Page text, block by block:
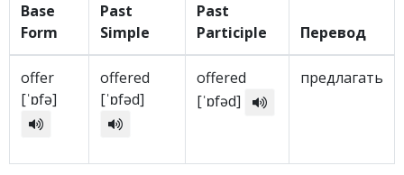
Base
Form
Past
Simple
Past
Participle
Перевод
offer
[ˈɒfə]
offered
[ˈɒfəd]
offered
[ˈɒfəd]
предлагать